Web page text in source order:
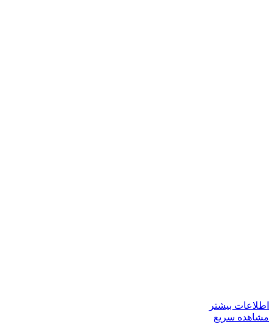
اطلاعات بیشتر
مشاهده سریع